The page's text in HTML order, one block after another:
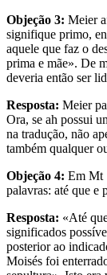
Objeção 3: Meier
signifique primo,
aquele que faz o
prima e mãe». De
deveria então ser
Resposta: Meier
Ora, se ah possui
na tradução, não
também qualquer
Objeção 4: Em Mt
palavras: até que e
Resposta: «Até
significados
posterior ao
Moisés foi